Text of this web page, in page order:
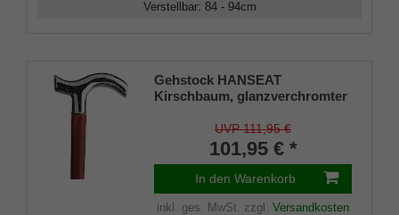
Verstellbar: 84 - 94cm
Gehstock HANSEAT
Kirschbaum, glanzverchromter
Stock aus edlem Kirscholz,
inklusiv Schlankpuffer.
UVP 111,95 €
101,95 € *
In den Warenkorb
inkl. ges. MwSt. zzgl. Versandkosten